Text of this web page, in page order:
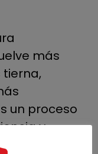
más
un proceso
y
por